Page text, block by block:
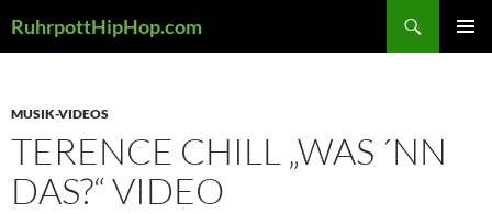
Inhalt
RuhrpottHipHop.com
MUSIK-VIDEOS
TERENCE CHILL „WAS ´NN
DAS?“ VIDEO